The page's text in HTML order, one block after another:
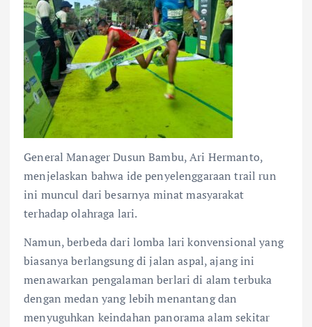
General Manager Dusun Bambu, Ari Hermanto,
menjelaskan bahwa ide penyelenggaraan trail run
ini muncul dari besarnya minat masyarakat
terhadap olahraga lari.
Namun, berbeda dari lomba lari konvensional yang
biasanya berlangsung di jalan aspal, ajang ini
menawarkan pengalaman berlari di alam terbuka
dengan medan yang lebih menantang dan
menyuguhkan keindahan panorama alam sekitar